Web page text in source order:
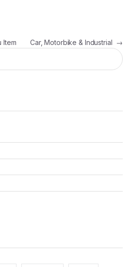
Item Car, Motorbike & Industrial →